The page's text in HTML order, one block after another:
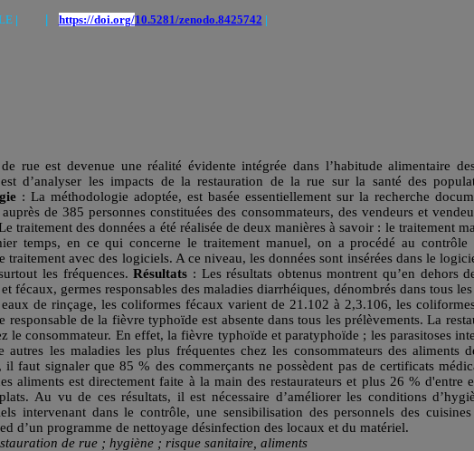
rue est devenue une réalité évidente intégrée dans l’habitude alimentaire
d’analyser les impacts de la restauration de la rue sur la santé des
: La méthodologie adoptée, est basée essentiellement sur la recherche
de 385 personnes constituées des consommateurs, des vendeurs et
traitement des données a été réalisée de deux manières à savoir : le traitement
temps, en ce qui concerne le traitement manuel, on a procédé au contrôle
traitement avec des logiciels. A ce niveau, les données sont insérées dans le
les fréquences.Résultats : Les résultats obtenus montrent qu’en dehors
fécaux, germes responsables des maladies diarrhéiques, dénombrés dans tous
de rinçage, les coliformes fécaux varient de 21.102 à 2,3.106, les
responsable de la fièvre typhoïde est absente dans tous les prélèvements. La
le consommateur. En effet, la fièvre typhoïde et paratyphoïde ; les parasitoses
autres les maladies les plus fréquentes chez les consommateurs des aliments
il faut signaler que 85 % des commerçants ne possèdent pas de certificats
aliments est directement faite à la main des restaurateurs et plus 26 % d'entre
Au vu de ces résultats, il est nécessaire d’améliorer les conditions
intervenant dans le contrôle, une sensibilisation des personnels des
d’un programme de nettoyage désinfection des locaux et du matériel.
de rue ; hygiène ; risque sanitaire, aliments
| | https://doi.org/10.5281/zenodo.8425742 |